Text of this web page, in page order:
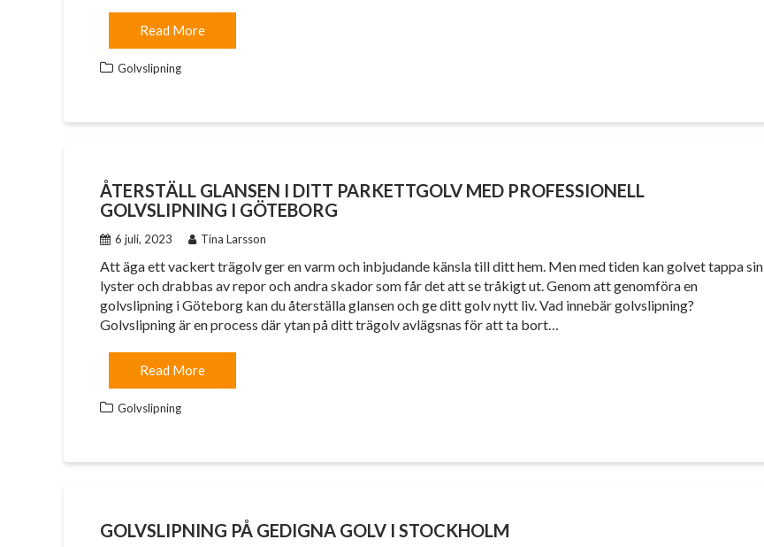
Read More
Golvslipning
ÅTERSTÄLL GLANSEN I DITT PARKETTGOLV MED PROFESSIONELL
GOLVSLIPNING I GÖTEBORG
6 juli, 2023 Tina Larsson
Att äga ett vackert trägolv ger en varm och inbjudande känsla till ditt hem. Men med tiden kan golvet tappa sin
lyster och drabbas av repor och andra skador som får det att se tråkigt ut. Genom att genomföra en
golvslipning i Göteborg kan du återställa glansen och ge ditt golv nytt liv. Vad innebär golvslipning?
Golvslipning är en process där ytan på ditt trägolv avlägsnas för att ta bort…
Read More
Golvslipning
GOLVSLIPNING PÅ GEDIGNA GOLV I STOCKHOLM